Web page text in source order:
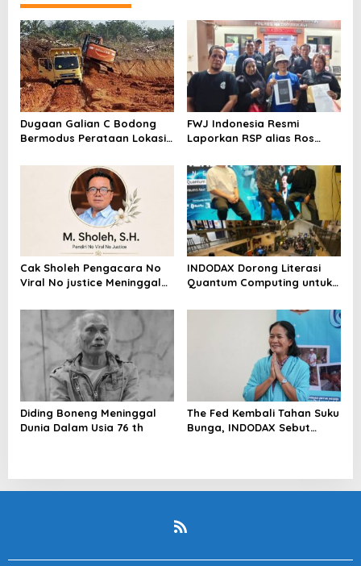
Dugaan Galian C Bodong
Bermodus Perataan Lokasi
Riau Akan Tinjauan Lokasi
FWJ Indonesia Resmi
Laporkan RSP alias Ros
Cak Sholeh Pengacara No
Viral No justice Meninggal
INDODAX Dorong Literasi
Quantum Computing untuk
Blockchain
Diding Boneng Meninggal
Dunia Dalam Usia 76 th
The Fed Kembali Tahan Suku
Bunga, INDODAX Sebut